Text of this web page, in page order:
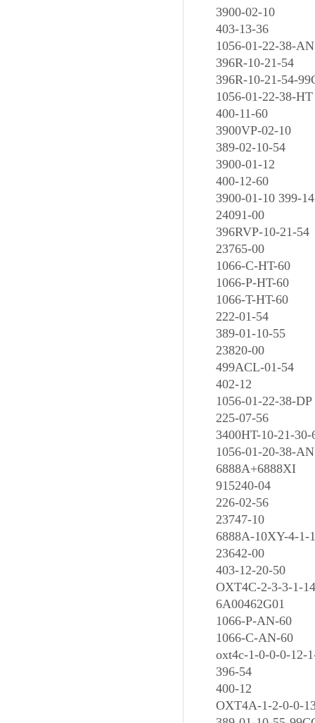
3900-02-10
403-13-36
1056-01-22-38-AN
396R-10-21-54
396R-10-21-54-
1056-01-22-38-HT
400-11-60
3900VP-02-10
389-02-10-54
3900-01-12
400-12-60
3900-01-10 399-14
24091-00
396RVP-10-21-54
23765-00
1066-C-HT-60
1066-P-HT-60
1066-T-HT-60
222-01-54
389-01-10-55
23820-00
499ACL-01-54
402-12
1056-01-22-38-DP
225-07-56
3400HT-10-21-30-
1056-01-20-38-AN
6888A+6888XI
915240-04
226-02-56
23747-10
6888A-10XY-4-1-
23642-00
403-12-20-50
OXT4C-2-3-3-1-14-
6A00462G01
1066-P-AN-60
1066-C-AN-60
oxt4c-1-0-0-0-12-1-
396-54
400-12
OXT4A-1-2-0-0-